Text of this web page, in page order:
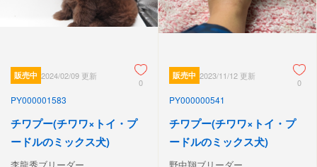
販売中 2024/02/09 更新
0
PY000001583
チワプー(チワワ×トイ・プ
ードルのミックス犬)
販売中 2023/11/12 更新
0
PY000000541
チワプー(チワワ×トイ・プ
ードルのミックス犬)